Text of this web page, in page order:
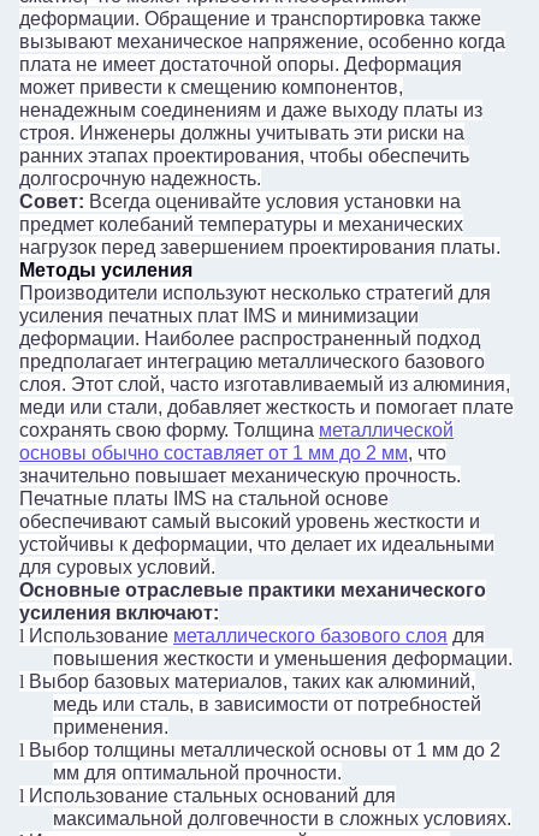
деформации. Обращение и транспортировка также
вызывают механическое напряжение, особенно когда
плата не имеет достаточной опоры. Деформация
может привести к смещению компонентов,
ненадежным соединениям и даже выходу платы из
строя. Инженеры должны учитывать эти риски на
ранних этапах проектирования, чтобы обеспечить
долгосрочную надежность.
Совет: Всегда оценивайте условия установки на
предмет колебаний температуры и механических
нагрузок перед завершением проектирования платы.
Методы усиления
Производители используют несколько стратегий для
усиления печатных плат IMS и минимизации
деформации. Наиболее распространенный подход
предполагает интеграцию металлического базового
слоя. Этот слой, часто изготавливаемый из алюминия,
меди или стали, добавляет жесткость и помогает плате
сохранять свою форму. Толщина металлической
основы обычно составляет от 1 мм до 2 мм, что
значительно повышает механическую прочность.
Печатные платы IMS на стальной основе
обеспечивают самый высокий уровень жесткости и
устойчивы к деформации, что делает их идеальными
для суровых условий.
Основные отраслевые практики механического
усиления включают:
l Использование металлического базового слоя для
повышения жесткости и уменьшения деформации.
l Выбор базовых материалов, таких как алюминий,
медь или сталь, в зависимости от потребностей
применения.
l Выбор толщины металлической основы от 1 мм до 2
мм для оптимальной прочности.
l Использование стальных оснований для
максимальной долговечности в сложных условиях.